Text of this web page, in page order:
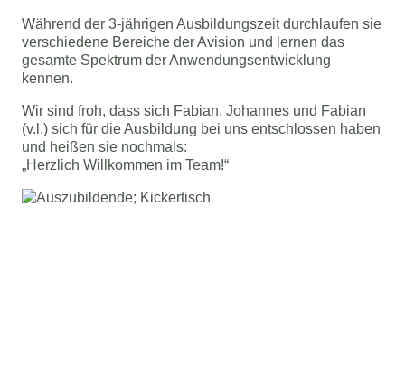
Während der 3-jährigen Ausbildungszeit durchlaufen sie
verschiedene Bereiche der Avision und lernen das
gesamte Spektrum der Anwendungsentwicklung
kennen.
Wir sind froh, dass sich Fabian, Johannes und Fabian
(v.l.) sich für die Ausbildung bei uns entschlossen haben
und heißen sie nochmals:
„Herzlich Willkommen im Team!“